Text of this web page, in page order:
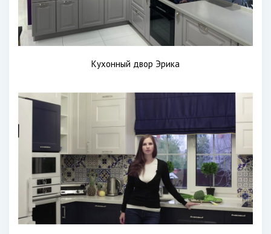
Кухонный двор Эрика